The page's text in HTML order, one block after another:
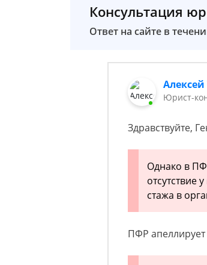
Консультация
Ответ на сайте в
Алексей
Юрист-
Здравствуйте,
Однако в
отсутствие
стажа в
ПФР апеллирует